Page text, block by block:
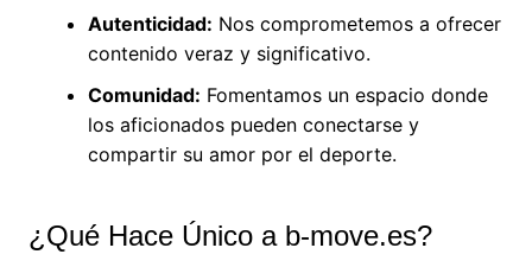
Autenticidad: Nos comprometemos a ofrecer
contenido veraz y significativo.
Comunidad: Fomentamos un espacio donde
los aficionados pueden conectarse y
compartir su amor por el deporte.
¿Qué Hace Único a b-move.es?